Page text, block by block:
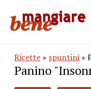
Ricette » spuntini »
Panino